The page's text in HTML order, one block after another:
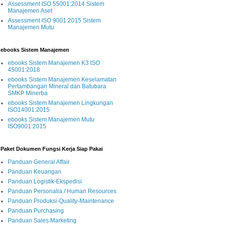
Assessment ISO 55001:2014 Sistem
Manajemen Aset
Assessment ISO 9001:2015 Sistem
Manajemen Mutu
ebooks Sistem Manajemen
ebooks Sistem Manajemen K3 ISO
45001:2018
ebooks Sistem Manajemen Keselamatan
Pertambangan Mineral dan Batubara
SMKP Minerba
ebooks Sistem Manajemen Lingkungan
ISO14001:2015
ebooks Sistem Manajemen Mutu
ISO9001:2015
Paket Dokumen Fungsi Kerja Siap Pakai
Panduan General Affair
Panduan Keuangan
Panduan Logistik-Ekspedisi
Panduan Personalia / Human Resources
Panduan Produksi-Quality-Maintenance
Panduan Purchasing
Panduan Sales Marketing